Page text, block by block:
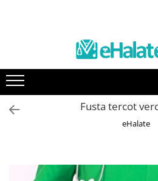
Toate Produsele
Bluze Unisex
Costume Unisex
Bluze Maria
Fusta tercot
eHalate